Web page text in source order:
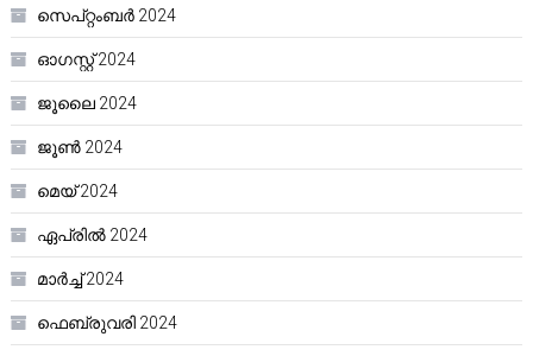
സെപ്റ്റംബർ 2024
ഓഗസ്റ്റ്‌ 2024
ജൂലൈ 2024
ജൂൺ 2024
മെയ്‌ 2024
ഏപ്രിൽ 2024
മാർച്ച്‌ 2024
ഫെബ്രുവരി 2024